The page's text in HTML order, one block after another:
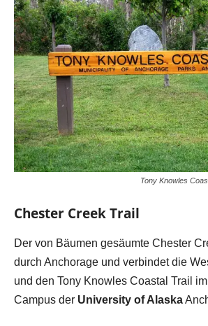
Tony Knowles
Chester Creek Trail
Der von Bäumen gesäumte Chester
durch Anchorage und verbindet die
und den Tony Knowles Coastal Trail
Campus der University of Alaska